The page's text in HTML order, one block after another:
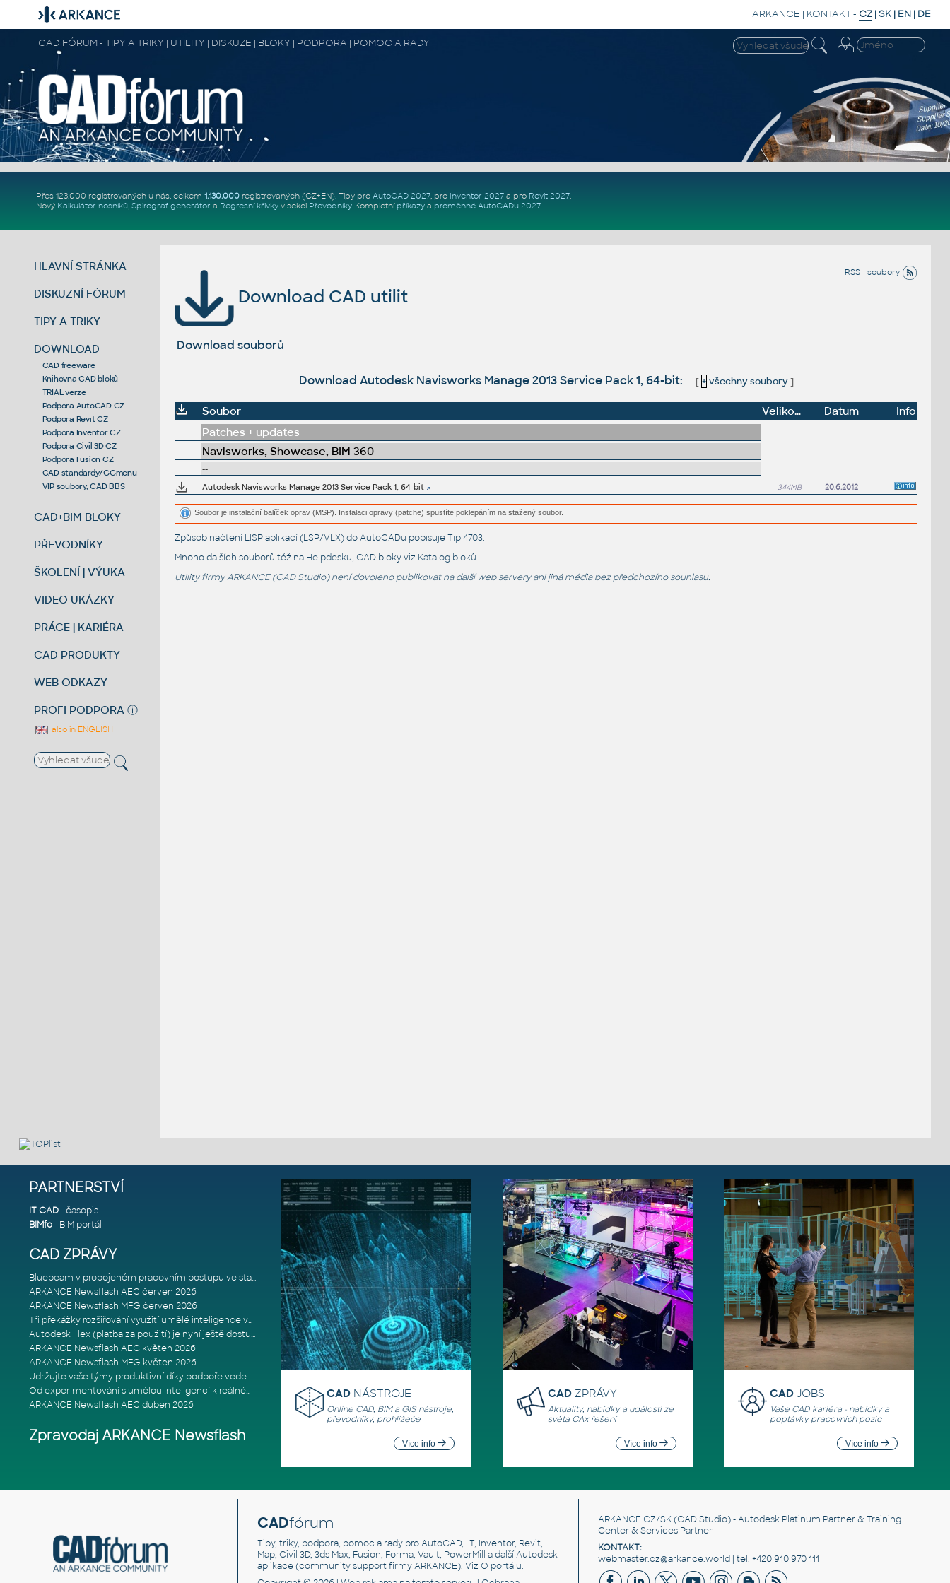
ARKANCE | KONTAKT- CZ |SK | EN | DE
CAD FÓRUM - TIPY A TRIKY | UTILITY | DISKUZE | BLOKY | PODPORA | POMOC A RADY
Přes 123.000 registrovaných u nás, celkem 1.130.000registrovaných (CZ+EN). Tipy pro AutoCAD 2027, pro Inventor 2027a pro Revit 2027.
Nový Kalkulátor nosníků, Spirograf generátor a Regresní křivkyv sekci Převodníky. Kompletní příkazya proměnné AutoCADu 2027.
HLAVNÍ STRÁNKA
DISKUZNÍ FÓRUM
TIPY A TRIKY
DOWNLOAD
CAD freeware
Knihovna CAD bloků
TRIAL verze
Podpora AutoCAD CZ
Podpora Revit CZ
Podpora Inventor CZ
Podpora Civil 3D CZ
Podpora Fusion CZ
CAD standardy/GGmenu
VIP soubory, CAD BBS
CAD+BIM BLOKY
PŘEVODNÍKY
ŠKOLENÍ | VÝUKA
VIDEO UKÁZKY
PRÁCE | KARIÉRA
CAD PRODUKTY
WEB ODKAZY
PROFI PODPORA ⓘ
also in ENGLISH
RSS - soubory
Download CAD utilit
Download souborů
Download Autodesk Navisworks Manage 2013 Service Pack 1, 64-bit: [ + všechny soubory]
Soubor Velikost Datum
Info
Patches + updates
Navisworks, Showcase, BIM 360
--
Autodesk Navisworks Manage 2013 Service Pack 1, 64-bit
344MB 20.6.2012
Soubor je instalační balíček oprav (MSP). Instalaci opravy (patche) spustíte poklepáním na stažený soubor.
Způsob načtení LISP aplikací (LSP/VLX) do AutoCADu popisujeTip 4703.
Mnoho dalších souborů též na Helpdesku, CAD bloky viz Katalog bloků.
Utility firmy ARKANCE (CAD Studio) není dovoleno publikovat na další web servery ani jiná média bez předchozího souhlasu.
PARTNERSTVÍ
IT CAD- časopis
BIMfo- BIM portál
CAD ZPRÁVY
Bluebeam v propojeném pracovním postupu ve stavebnictví: Proč je int
ARKANCE Newsflash AEC červen 2026
ARKANCE Newsflash MFG červen 2026
Tři překážky rozšiřování využití umělé inteligence ve stavebním prům
Autodesk Flex (platba za použití) je nyní ještě dostupnější
ARKANCE Newsflash AEC květen 2026
ARKANCE Newsflash MFG květen 2026
Udržujte vaše týmy produktivní díky podpoře vedené odborníky
Od experimentování s umělou inteligencí k reálnému dopadu na podniká
ARKANCE Newsflash AEC duben 2026
Zpravodaj ARKANCE Newsflash
CAD NÁSTROJE
Online CAD, BIM a GIS nástroje,
převodníky, prohlížeče
Více info
CAD ZPRÁVY
Aktuality, nabídky a události ze
světa CAx řešení
Více info
CADJOBS
Vaše CAD kariéra - nabídky a
poptávky pracovních pozic
Více info
CADfórum
Tipy, triky, podpora, pomoc a rady pro AutoCAD, LT, Inventor, Revit,
Map, Civil 3D, 3ds Max, Fusion, Forma, Vault, PowerMill a další Autodesk
aplikace (community support firmy ARKANCE). Viz O portálu.
ARKANCE CZ/SK(CAD Studio) - Autodesk Platinum Partner & Training
Center & Services Partner
KONTAKT:
webmaster.cz@arkance.world | tel. +420 910 970 111